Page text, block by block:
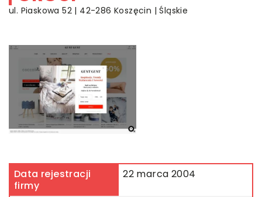
ul. Piaskowa 52 | 42-286 Koszęcin | Śląskie
Data rejestracji
firmy
22 marca 2004